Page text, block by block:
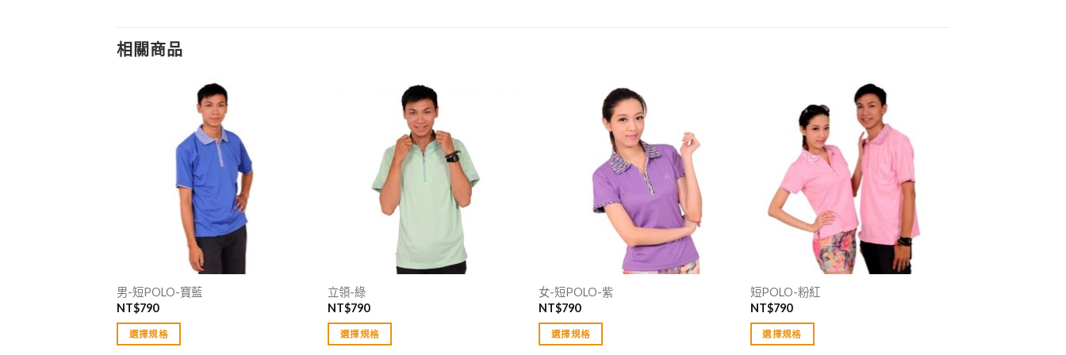
相關商品
男-短POLO-寶藍
NT$790
選擇規格
立領-綠
NT$790
選擇規格
女-短POLO-紫
NT$790
選擇規格
短POLO-粉紅
NT$790
選擇規格